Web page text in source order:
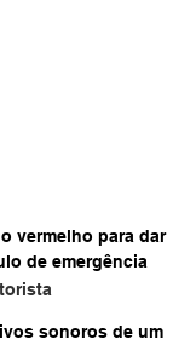
vermelho para dar
de emergência
sonoros de um